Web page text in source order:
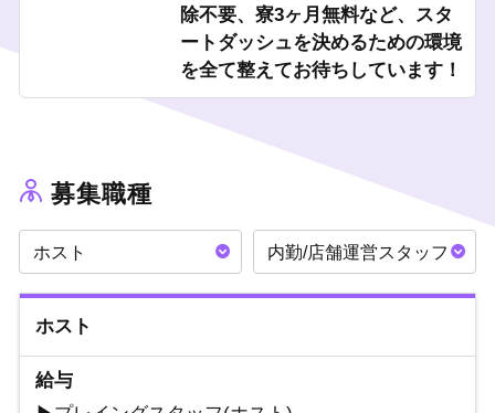
除不要、寮3ヶ月無料など、スタ
ートダッシュを決めるための環境
を全て整えてお待ちしています！
募集職種
ホスト 内勤/店舗運営スタッフ
ホスト
給与